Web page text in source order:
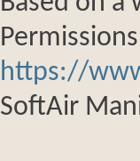
https://
SoftAir